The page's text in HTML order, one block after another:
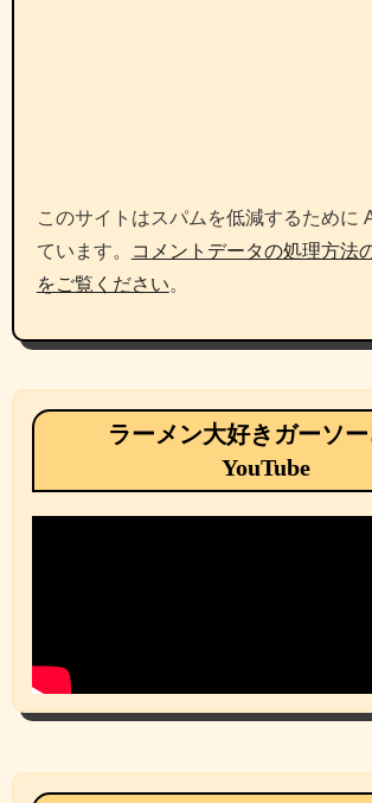
このサイトはスパムを低減するために
ています。
コメントデータの処理方法
をご覧ください。
ラーメン大好きガーソ
YouTube